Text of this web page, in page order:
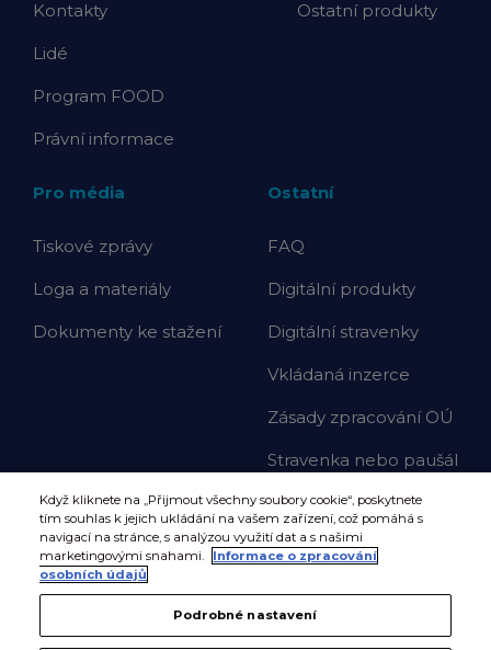
Kontakty
Lidé
Program FOOD
Právní informace
Ostatní produkty
Pro média
Tiskové zprávy
Loga a materiály
Dokumenty ke stažení
Ostatní
FAQ
Digitální produkty
Digitální stravenky
Vkládaná inzerce
Zásady zpracování OÚ
Stravenka nebo paušál
Když kliknete na „Přijmout všechny soubory cookie“, poskytnete
tím souhlas k jejich ukládání na vašem zařízení, což pomáhá s
navigací na stránce, s analýzou využití dat a s našimi
marketingovými snahami.
Informace o zpracování
osobních údajů
Podrobné nastavení